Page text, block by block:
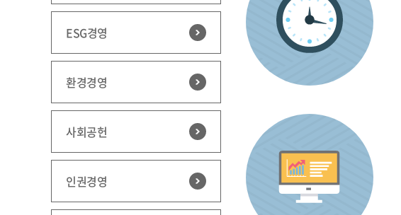
ESG경영
환경경영
사회공헌
인권경영